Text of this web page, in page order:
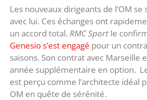
Les nouveaux dirigeants de l’OM
avec lui. Ces échanges ont
un accord total. RMC Sport le
Genesio s’est engagé pour un
saisons. Son contrat avec Marseille
année supplémentaire en option.
est perçu comme l’architecte idéal
OM en quête de sérénité.